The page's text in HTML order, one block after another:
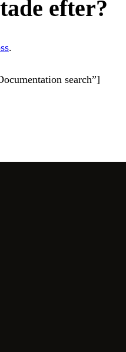
efter?
.
search”]